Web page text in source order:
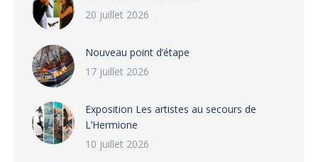
20 juillet 2026
Nouveau point d’étape
17 juillet 2026
Exposition Les artistes au secours de
L’Hermione
10 juillet 2026